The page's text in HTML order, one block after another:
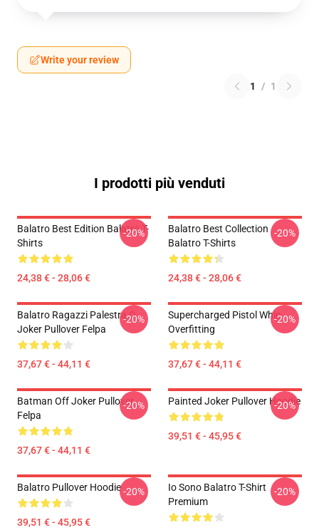
Write your review
1 / 1
I prodotti più venduti
Balatro Best Edition Balatro T-
Shirts
24,38 € - 28,06 €
-20%
Balatro Best Collection
Balatro T-Shirts
24,38 € - 28,06 €
-20%
Balatro Ragazzi Palestra O
Joker Pullover Felpa
37,67 € - 44,11 €
-20%
Supercharged Pistol Whip
Overfitting
37,67 € - 44,11 €
-20%
Batman Off Joker Pullover
Felpa
37,67 € - 44,11 €
-20% Painted Joker Pullover Hoodie
39,51 € - 45,95 €
-20%
Balatro Pullover Hoodie
39,51 € - 45,95 €
-20%
Io Sono Balatro T-Shirt
Premium
-20%